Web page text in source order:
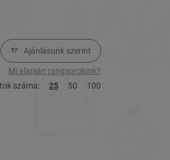
Ajánlásunk szerint
Mi alapján rangsorolunk?
száma:
25 50 100